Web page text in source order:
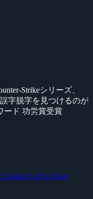
Strikeシリーズ、
字脱字を見つけるのが
ード 功労賞受賞
Update Left 4 Dead